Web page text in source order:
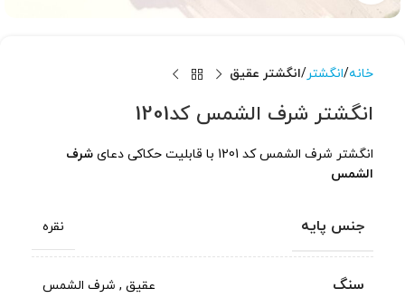
خانه انگشتر انگشتر عقیق
انگشتر شرف الشمس کد1201
انگشتر شرف الشمس کد 1201 با قابلیت حکاکی دعای
شرف
الشمس
جنس پایه نقره
سنگ عقیق , شرف الشمس